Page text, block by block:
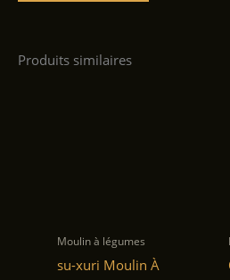
Produits similaires
Moulin à légumes
su-xuri Moulin À